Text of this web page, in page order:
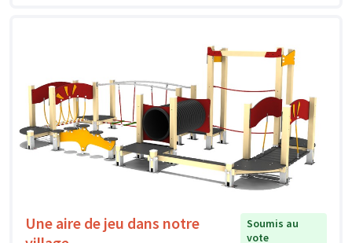
Une aire de jeu dans notre
Soumis au
vote